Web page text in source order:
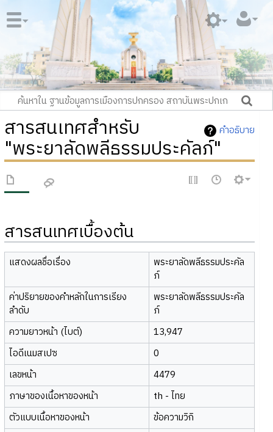
คำอธิบาย
สารสนเทศสำหรับ
"พระยาลัดพลีธรรมประคัลภ์"
สารสนเทศเบื้องต้น
แสดงผลชื่อเรื่อง
พระยาลัดพลีธรรมประคัล
ภ์
ค่าปริยายของคำหลักในการเรียง
ลำดับ
พระยาลัดพลีธรรมประคัล
ภ์
ความยาวหน้า (ไบต์)
13,947
ไอดีเนมสเปซ
0
เลขหน้า
4479
ภาษาของเนื้อหาของหน้า
th - ไทย
ตัวแบบเนื้อหาของหน้า
ข้อความวิกิ